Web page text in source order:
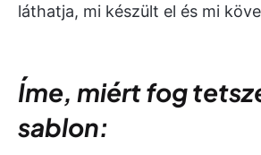
láthatja, mi készült el és mi
Íme, miért fog
sablon: